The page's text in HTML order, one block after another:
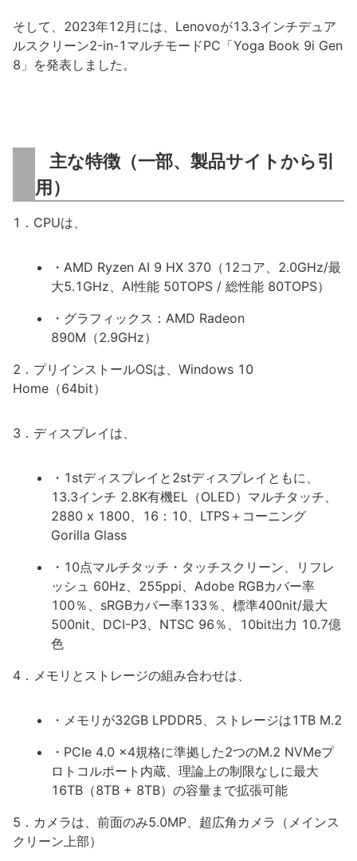
そして、2023年12月には、Lenovoが13.3インチデュア
ルスクリーン2-in-1マルチモードPC「Yoga Book 9i Gen
8」を発表しました。
主な特徴（一部、製品サイトから引
用）
1．CPUは、
・AMD Ryzen AI 9 HX 370（12コア、2.0GHz/最
大5.1GHz、AI性能 50TOPS / 総性能 80TOPS）
・グラフィックス：AMD Radeon
890M（2.9GHz）
2．プリインストールOSは、Windows 10
Home（64bit）
3．ディスプレイは、
・1stディスプレイと2stディスプレイともに、
13.3インチ 2.8K有機EL（OLED）マルチタッチ、
2880 x 1800、16：10、LTPS＋コーニング
Gorilla Glass
・10点マルチタッチ・タッチスクリーン、リフレ
ッシュ 60Hz、255ppi、Adobe RGBカバー率
100％、sRGBカバー率133％、標準400nit/最大
500nit、DCI-P3、NTSC 96％、10bit出力 10.7億
色
4．メモリとストレージの組み合わせは、
・メモリが32GB LPDDR5、ストレージは1TB M.2
・PCIe 4.0 x4規格に準拠した2つのM.2 NVMeプ
ロトコルポート内蔵、理論上の制限なしに最大
16TB（8TB + 8TB）の容量まで拡張可能
5．カメラは、前面のみ5.0MP、超広角カメラ（メインス
クリーン上部）